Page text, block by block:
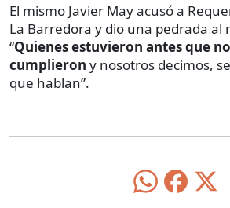
El mismo Javier May acusó a
La Barredora y dio una pedrada al
“Quienes estuvieron antes que
cumplieron y nosotros decimos,
que hablan”.